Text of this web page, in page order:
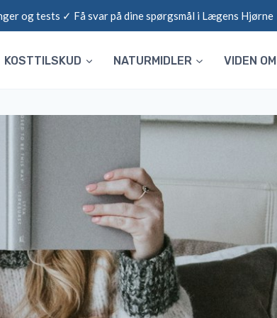
og tests ✓ Få svar på dine spørgsmål i Lægens Hjørne
KOSTTILSKUD NATURMIDLER VIDEN OM